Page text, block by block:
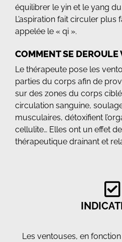
équilibrer le yin et le yang
L’aspiration fait circuler
appelée le « qi ».
COMMENT SE DEROULE
Le thérapeute pose les
parties du corps afin de
sur des zones du corps
circulation sanguine,
musculaires, détoxifient
cellulite… Elles ont un effet
thérapeutique drainant et
Les ventouses, en